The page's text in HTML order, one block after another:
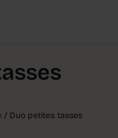
/ Duo petites tasses